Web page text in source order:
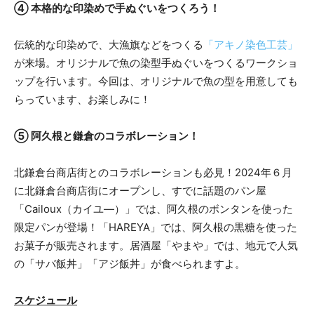
④ 本格的な印染めで手ぬぐいをつくろう！
伝統的な印染めで、大漁旗などをつくる 「アキノ染色工芸」
が来場。オリジナルで魚の染型手ぬぐいをつくるワークショ
ップを行います。今回は、オリジナルで魚の型を用意しても
らっています、お楽しみに！
⑤ 阿久根と鎌倉のコラボレーション！
北鎌倉台商店街とのコラボレーションも必見！2024年６月
に北鎌倉台商店街にオープンし、すでに話題のパン屋
「Cailoux（カイユ―）」では、阿久根のボンタンを使った
限定パンが登場！「HAREYA」では、阿久根の黒糖を使った
お菓子が販売されます。居酒屋「やまや」では、地元で人気
の「サバ飯丼」「アジ飯丼」が食べられますよ。
スケジュール